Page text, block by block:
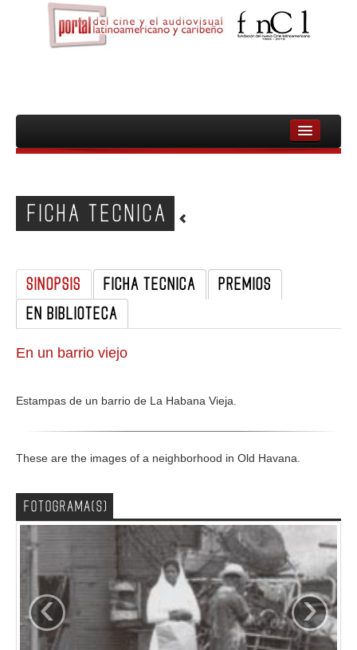
INICIO
PELICULAS
DOCUMENTALES
MUJERES
AUDIOVISUAL INDIGENA Y COMUNITARIO
FICHA TECNICA
SINOPSIS FICHA TECNICA
PREMIOS
EN BIBLIOTECA
En un barrio viejo
Estampas de un barrio de La Habana Vieja.
These are the images of a neighborhood in Old Havana.
FOTOGRAMA(S)
‹ ›